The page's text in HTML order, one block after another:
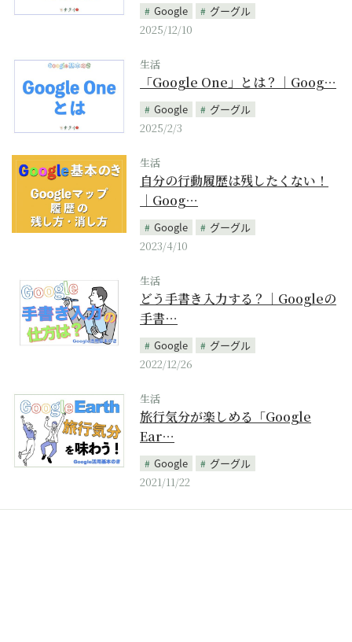
Google
グーグル
2025/12/10
生活
「Google One」とは？｜Goog…
Google
グーグル
2025/2/3
生活
自分の行動履歴は残したくない！
｜Goog…
Google
グーグル
2023/4/10
生活
どう手書き入力する？｜Googleの
手書…
Google
グーグル
2022/12/26
生活
旅行気分が楽しめる「Google
Ear…
Google
グーグル
2021/11/22